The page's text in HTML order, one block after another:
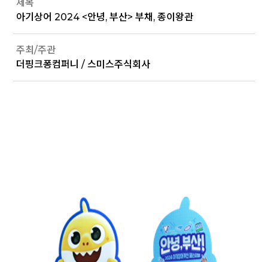
제목
아기상어 2024 <안녕, 부산> 부채, 종이왕관
주최/주관
더핑크퐁컴퍼니 / 스미스주식회사